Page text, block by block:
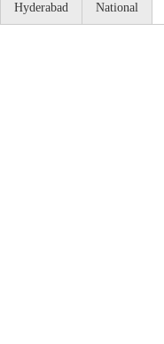
Hyderabad National